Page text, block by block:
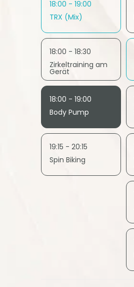
18:00 - 19:00
TRX (Mix)
18:00 - 18:30
Zirkeltraining am
Gerät
18:00 - 19:00
Body Pump
19:15 - 20:15
Spin Biking